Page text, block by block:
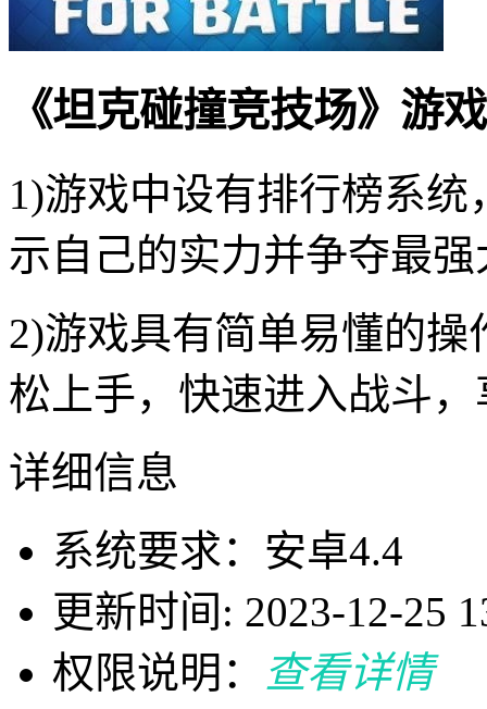
《坦克碰撞竞技场》游
1)游戏中设有排行榜系
示自己的实力并争夺最
2)游戏具有简单易懂的
松上手，快速进入战斗
详细信息
系统要求：安卓4.4
更新时间: 2023-12-25
权限说明：
查看详情